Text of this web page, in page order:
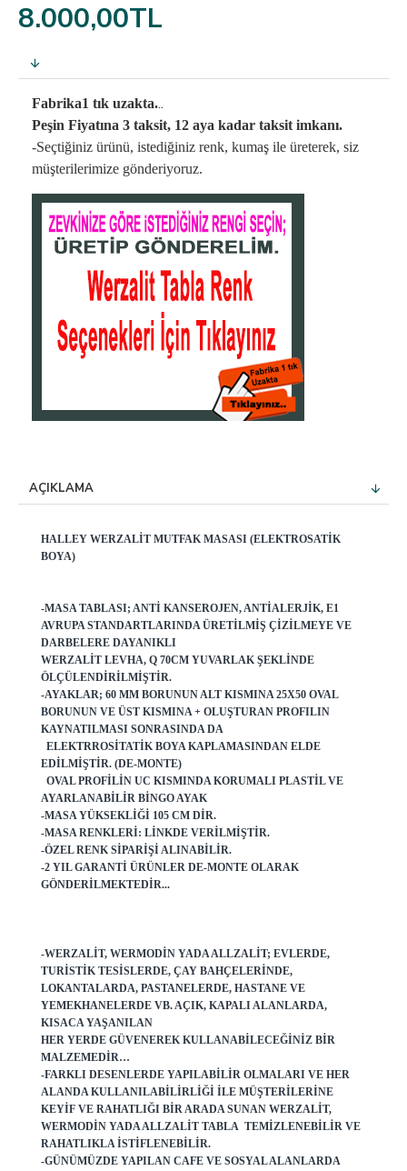
8.000,00TL
Fabrika1 tık uzakta...
Peşin Fiyatına 3 taksit, 12 aya kadar taksit imkanı.
-Seçtiğiniz ürünü, istediğiniz renk, kumaş ile üreterek, siz
müşterilerimize gönderiyoruz.
AÇIKLAMA
HALLEY WERZALIT MUTFAK MASASI (ELEKTROSATIK
BOYA)
-MASA TABLASI; ANTI KANSEROJEN, ANTIALERJIK, E1
AVRUPA STANDARTLARINDA ÜRETILMIŞ ÇIZILMEYE VE
DARBELERE DAYANIKLI
WERZALIT LEVHA, Q 70CM YUVARLAK ŞEKLINDE
ÖLÇÜLENDIRILMIŞTIR.
-AYAKLAR; 60 MM BORUNUN ALT KISMINA 25X50 OVAL
BORUNUN VE ÜST KISMINA + OLUŞTURAN PROFILIN
KAYNATILMASI SONRASINDA DA
ELEKTRROSITATIK BOYA KAPLAMASINDAN ELDE
EDILMIŞTIR. (DE-MONTE)
OVAL PROFILIN UC KISMINDA KORUMALI PLASTIL VE
AYARLANABILIR BINGO AYAK
-MASA YÜKSEKLIĞI 105 CM DIR.
-MASA RENKLERI: LINKDE VERILMIŞTIR.
-ÖZEL RENK SIPARIŞI ALINABILIR.
-2 YIL GARANTI ÜRÜNLER DE-MONTE OLARAK
GÖNDERILMEKTEDIR...
-WERZALIT, WERMODIN YADA ALLZALIT; EVLERDE,
TURISTIK TESISLERDE, ÇAY BAHÇELERINDE,
LOKANTALARDA, PASTANELERDE, HASTANE VE
YEMEKHANELERDE VB. AÇIK, KAPALI ALANLARDA,
KISACA YAŞANILAN
HER YERDE GÜVENEREK KULLANABILECEĞINIZ BIR
MALZEMEDIR…
-FARKLI DESENLERDE YAPILABILIR OLMALARI VE HER
ALANDA KULLANILABILIRLIĞI ILE MÜŞTERILERINE
KEYIF VE RAHATLIĞI BIR ARADA SUNAN WERZALIT,
WERMODIN YADA ALLZALIT TABLA TEMIZLENEBILIR VE
RAHATLIKLA ISTIFLENEBILIR.
-GÜNÜMÜZDE YAPILAN CAFE VE SOSYAL ALANLARDA